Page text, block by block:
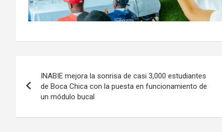
de
INABIE mejora la sonrisa de casi 3,000 estudiantes
de Boca Chica con la puesta en funcionamiento de
un módulo bucal